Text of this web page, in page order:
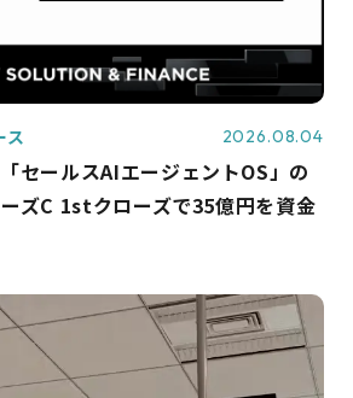
ス 2026.08.04
セールスAIエージェントOS」の
ズC 1stクローズで35億円を資金